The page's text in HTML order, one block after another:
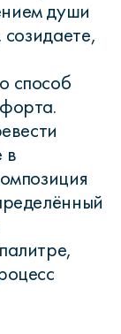
души
способ
в